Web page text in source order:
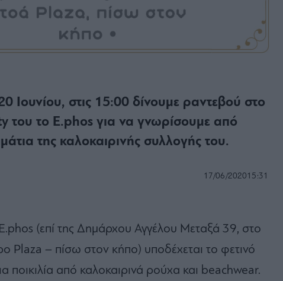
Ιουνίου, στις 15:00 δίνουμε ραντεβού στο
του το E.phos για να γνωρίσουμε από
της καλοκαιρινής συλλογής του.
17/06/202015:31
(επί της Δημάρχου Αγγέλου Μεταξά 39, στο
Plaza – πίσω στον κήπο) υποδέχεται το φετινό
ποικιλία από καλοκαιρινά ρούχα και beachwear.